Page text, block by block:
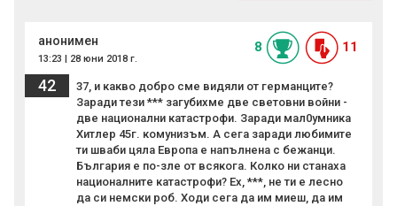
анонимен
13:23 | 28 юни 2018 г.
8 11
42
37, и какво добро сме видяли от германците?
Заради тези *** загубихме две световни войни -
две национални катастрофи. Заради мал0умника
Хитлер 45г. комунизъм. А сега заради любимите
ти шваби цяла Европа е напълнена с бежанци.
България е по-зле от всякога. Колко ни станаха
националните катастрофи? Ех, ***, не ти е лесно
да си немски роб. Ходи сега да им миеш, да им